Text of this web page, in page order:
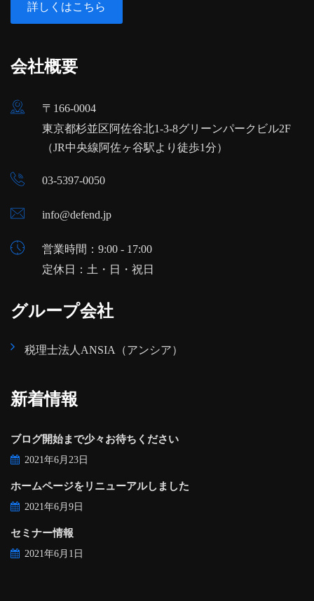
詳しくはこちら
会社概要
〒166-0004
東京都杉並区阿佐谷北1-3-8グリーンパークビル2F
（JR中央線阿佐ヶ谷駅より徒歩1分）
03-5397-0050
info@defend.jp
営業時間：9:00 - 17:00
定休日：土・日・祝日
グループ会社
税理士法人ANSIA（アンシア）
新着情報
ブログ開始まで少々お待ちください
2021年6月23日
ホームページをリニューアルしました
2021年6月9日
セミナー情報
2021年6月1日